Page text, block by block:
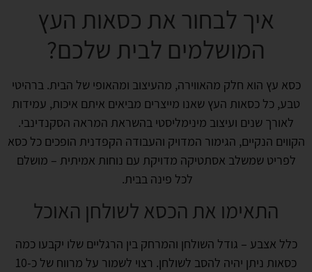
איך לבחור את כסאות העץ
המושלמים לבית שלכם?
כסא עץ הוא חלק מהאווירה, מהעיצוב ומהאופי של הבית. ברהיטי
טבע, כל כסאות העץ שאנו מייצרים מביאים איתם איכות, עמידות
לאורך שנים ועיצוב מינימליסטי בהשראת המראה הסקנדינבי.
הקווים הנקיים, הגימור המדויק והעבודה הקפדנית הופכים כל כסא
לפריט שמשלב אסתטיקה מדויקת עם נוחות אמיתית – מושלם
לכל פינה בבית.
התאימו את הכסא לשולחן האוכל
כלל אצבע – גודל השולחן והמרחק בין הרגליים שלו יקבעו כמה
כסאות ניתן יהיה להסב לשולחן. רצוי לשמור על מרווח של כ-10